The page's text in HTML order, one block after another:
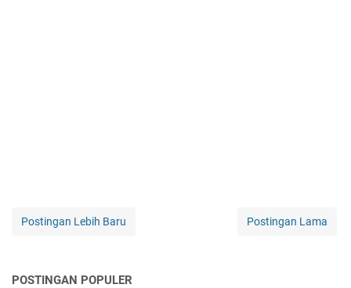
Postingan Lebih Baru Postingan Lama
POSTINGAN POPULER